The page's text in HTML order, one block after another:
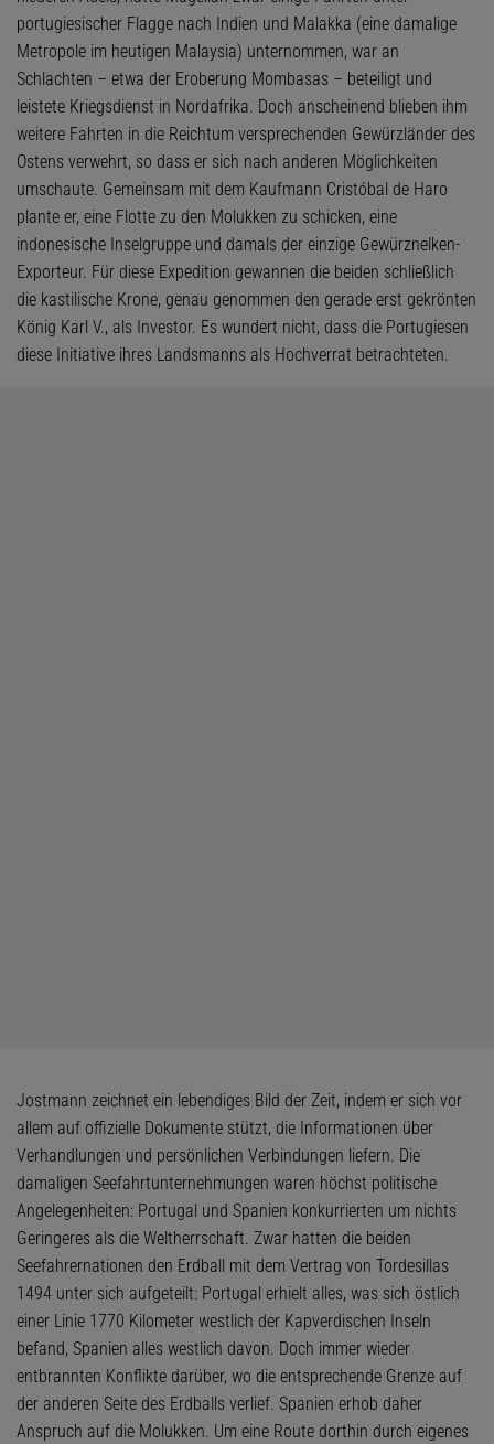
portugiesischer Flagge nach Indien und Malakka (eine damalige
Metropole im heutigen Malaysia) unternommen, war an
Schlachten – etwa der Eroberung Mombasas – beteiligt und
leistete Kriegsdienst in Nordafrika. Doch anscheinend blieben ihm
weitere Fahrten in die Reichtum versprechenden Gewürzländer des
Ostens verwehrt, so dass er sich nach anderen Möglichkeiten
umschaute. Gemeinsam mit dem Kaufmann Cristóbal de Haro
plante er, eine Flotte zu den Molukken zu schicken, eine
indonesische Inselgruppe und damals der einzige Gewürznelken-
Exporteur. Für diese Expedition gewannen die beiden schließlich
die kastilische Krone, genau genommen den gerade erst gekrönten
König Karl V., als Investor. Es wundert nicht, dass die Portugiesen
diese Initiative ihres Landsmanns als Hochverrat betrachteten.
Jostmann zeichnet ein lebendiges Bild der Zeit, indem er sich vor
allem auf offizielle Dokumente stützt, die Informationen über
Verhandlungen und persönlichen Verbindungen liefern. Die
damaligen Seefahrtunternehmungen waren höchst politische
Angelegenheiten: Portugal und Spanien konkurrierten um nichts
Geringeres als die Weltherrschaft. Zwar hatten die beiden
Seefahrernationen den Erdball mit dem Vertrag von Tordesillas
1494 unter sich aufgeteilt: Portugal erhielt alles, was sich östlich
einer Linie 1770 Kilometer westlich der Kapverdischen Inseln
befand, Spanien alles westlich davon. Doch immer wieder
entbrannten Konflikte darüber, wo die entsprechende Grenze auf
der anderen Seite des Erdballs verlief. Spanien erhob daher
Anspruch auf die Molukken. Um eine Route dorthin durch eigenes